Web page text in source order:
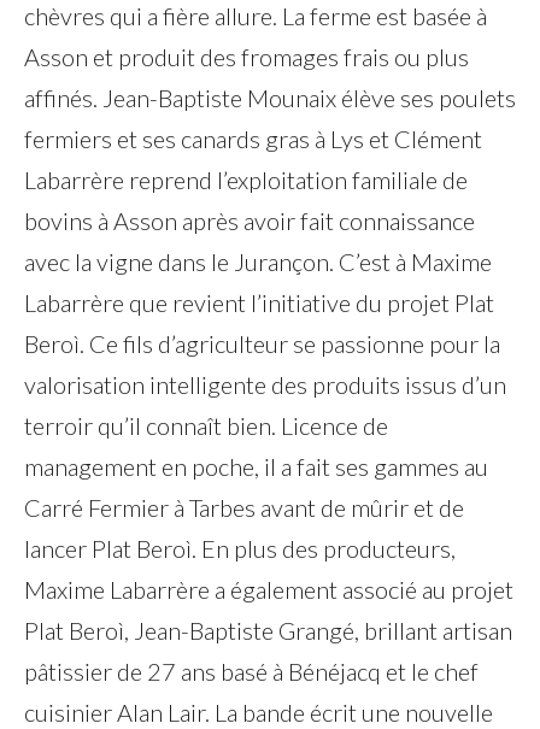
chèvres qui a fière allure. La ferme est basée à
Asson et produit des fromages frais ou plus
affinés. Jean-Baptiste Mounaix élève ses poulets
fermiers et ses canards gras à Lys et Clément
Labarrère reprend l’exploitation familiale de
bovins à Asson après avoir fait connaissance
avec la vigne dans le Jurançon. C’est à Maxime
Labarrère que revient l’initiative du projet Plat
Beroì. Ce fils d’agriculteur se passionne pour la
valorisation intelligente des produits issus d’un
terroir qu’il connaît bien. Licence de
management en poche, il a fait ses gammes au
Carré Fermier à Tarbes avant de mûrir et de
lancer Plat Beroì. En plus des producteurs,
Maxime Labarrère a également associé au projet
Plat Beroì, Jean-Baptiste Grangé, brillant artisan
pâtissier de 27 ans basé à Bénéjacq et le chef
cuisinier Alan Lair. La bande écrit une nouvelle